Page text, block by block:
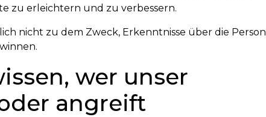
zu erleichtern und zu verbessern.
nicht zu dem Zweck, Erkenntnisse über die Person
wer unser
angreift